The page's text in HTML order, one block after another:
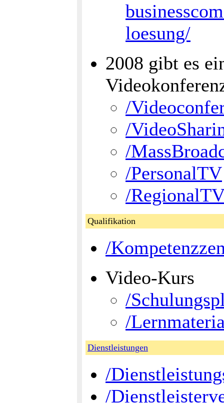
loesung/
2008 gibt es
/
/
/
/PersonalTV
/
Qualifikation
/
Video-Kurs
/
/
Dienstleistungen
/
/